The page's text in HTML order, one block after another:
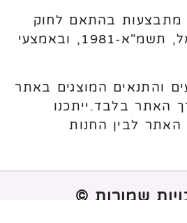
מתבצעות בהתאם לחוק
הגנת הצרכן בישראל, תשמ"א-1981, ובאמצעי
והתנאים המוצגים באתר
האתר בלבד.ייתכנו
האתר לבין החנות
שמורות ©